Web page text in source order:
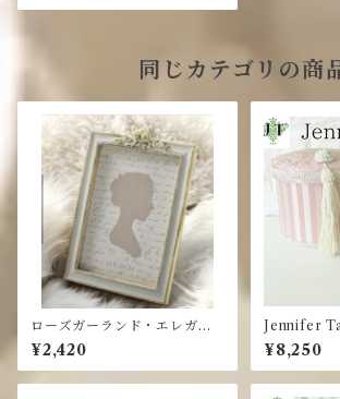
同じカテゴリの商
ローズガーランド・エレガン
トフォトフレーム・写真立て
¥2,420
Jennifer
ーテイラー
ス 2個セッ
ピンク
¥8,250